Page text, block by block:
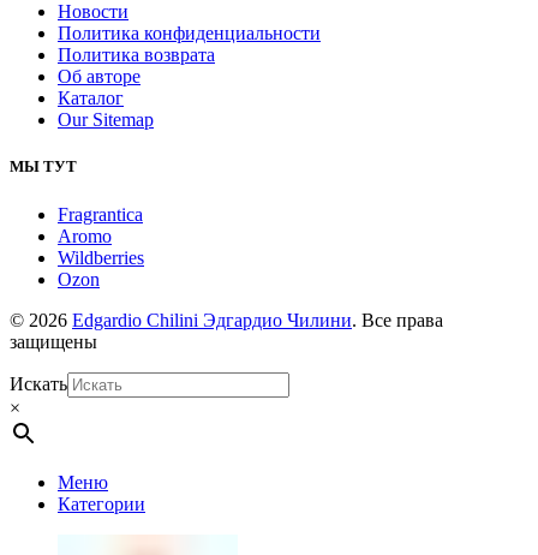
Новости
Политика конфиденциальности
Политика возврата
Об авторе
Каталог
Our Sitemap
МЫ ТУТ
Fragrantica
Aromo
Wildberries
Ozon
© 2026 Edgardio Chilini Эдгардио Чилини. Все права
защищены
Искать
×
Меню
Категории